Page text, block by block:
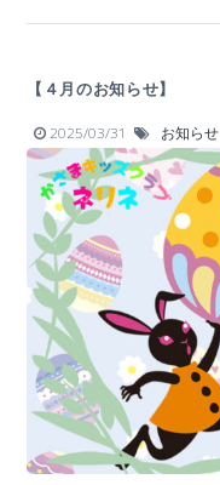
【４月のお知らせ】
2025/03/31 お知らせ